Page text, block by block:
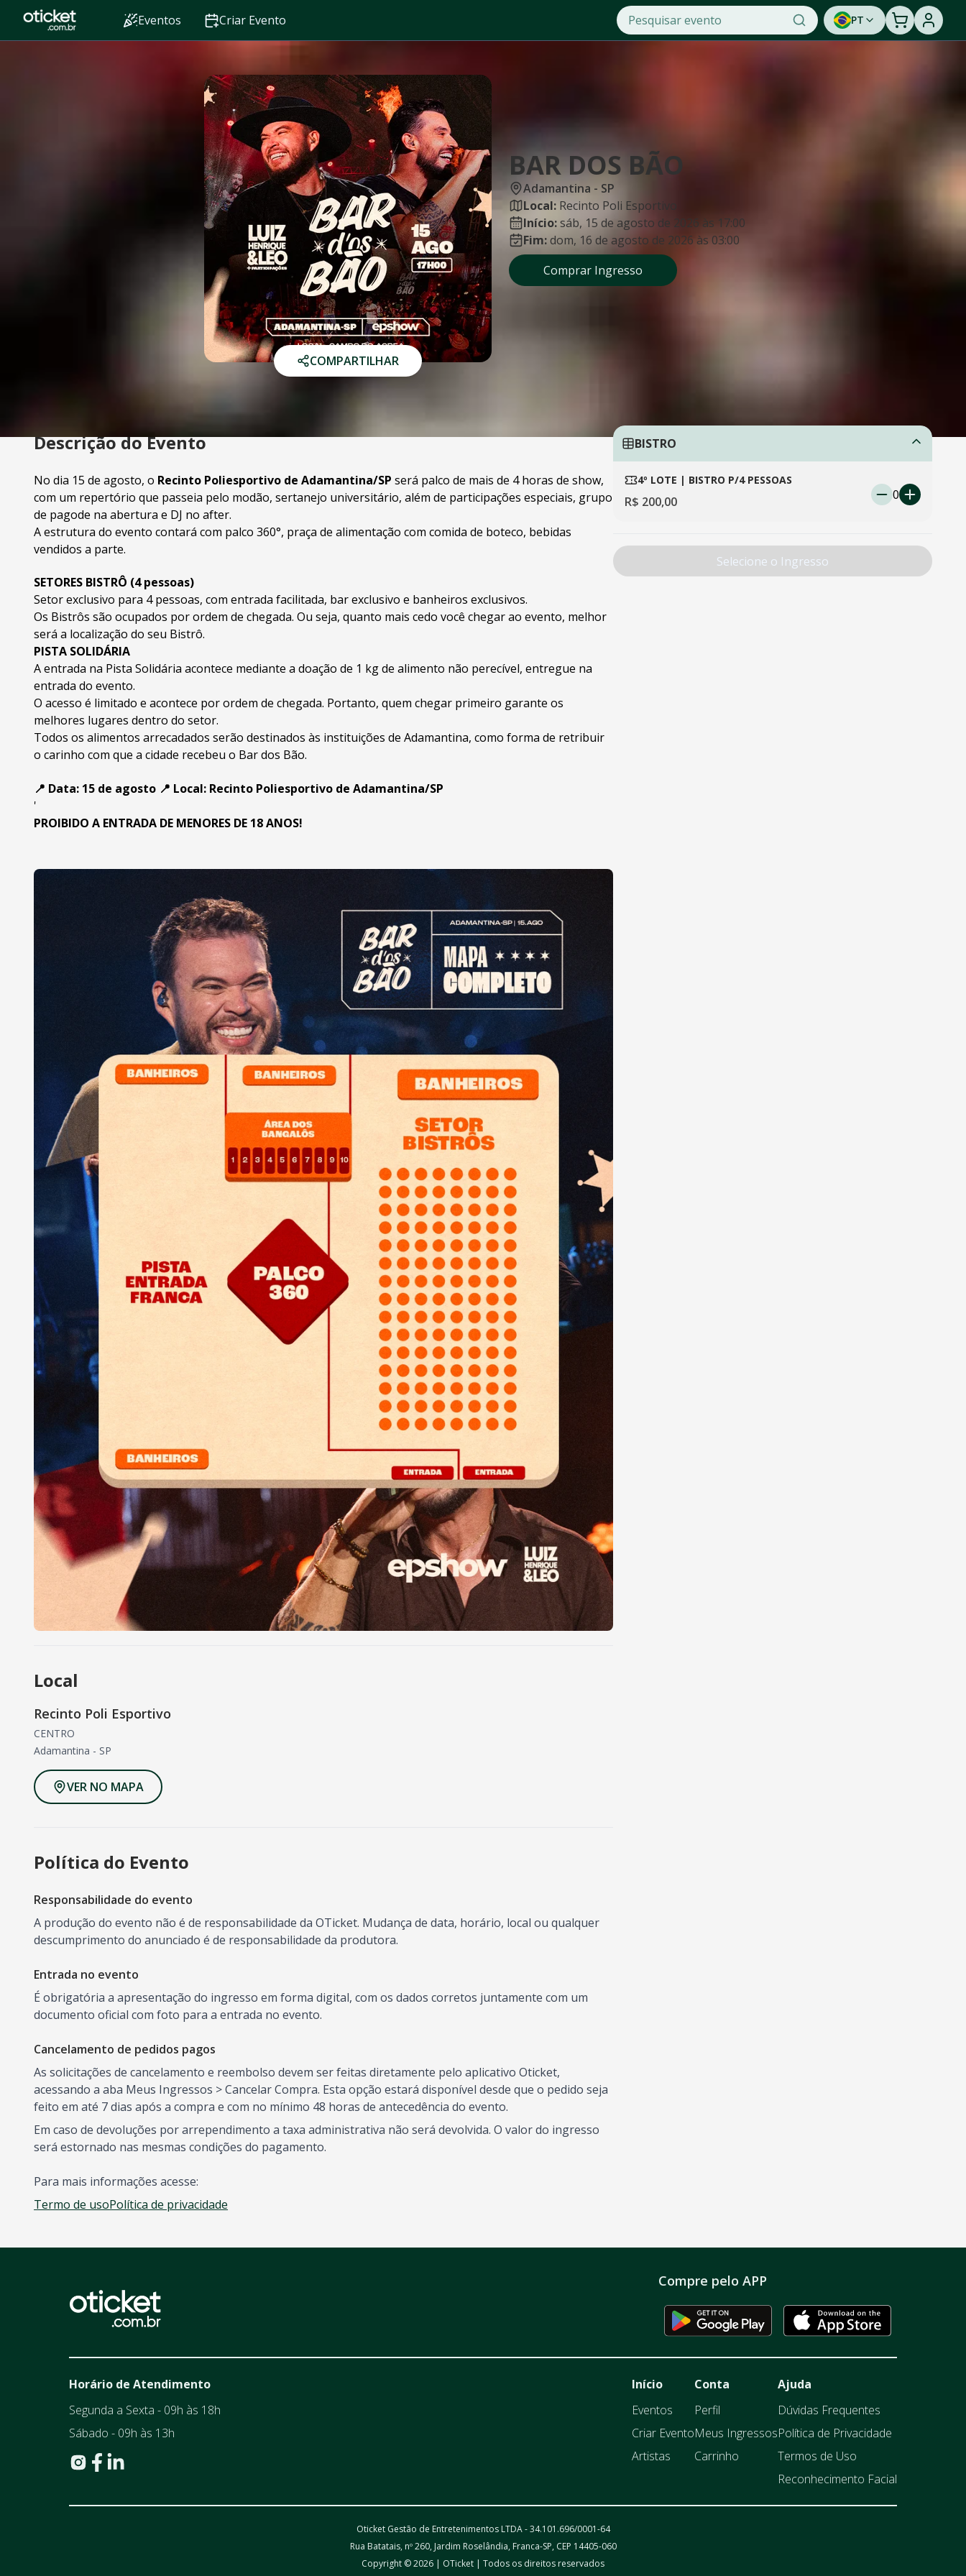
Eventos Criar Evento PT
COMPARTILHAR
BAR DOS BÃO
Adamantina - SP
Local: Recinto Poli Esportivo
Início: sáb, 15 de agosto de 2026 às 17:00
Fim: dom, 16 de agosto de 2026 às 03:00
Comprar Ingresso
Descrição do Evento
No dia 15 de agosto, o Recinto Poliesportivo de Adamantina/SP será palco de mais de 4 horas de show,
com um repertório que passeia pelo modão, sertanejo universitário, além de participações especiais, grupo
de pagode na abertura e DJ no after.
A estrutura do evento contará com palco 360°, praça de alimentação com comida de boteco, bebidas
vendidos a parte.
SETORES BISTRÔ (4 pessoas)
Setor exclusivo para 4 pessoas, com entrada facilitada, bar exclusivo e banheiros exclusivos.
Os Bistrôs são ocupados por ordem de chegada. Ou seja, quanto mais cedo você chegar ao evento, melhor
será a localização do seu Bistrô.
PISTA SOLIDÁRIA
A entrada na Pista Solidária acontece mediante a doação de 1 kg de alimento não perecível, entregue na
entrada do evento.
O acesso é limitado e acontece por ordem de chegada. Portanto, quem chegar primeiro garante os
melhores lugares dentro do setor.
Todos os alimentos arrecadados serão destinados às instituições de Adamantina, como forma de retribuir
o carinho com que a cidade recebeu o Bar dos Bão.
📍 Data: 15 de agosto 📍 Local: Recinto Poliesportivo de Adamantina/SP
'
PROIBIDO A ENTRADA DE MENORES DE 18 ANOS!
Local
Recinto Poli Esportivo
CENTRO
Adamantina - SP
VER NO MAPA
Política do Evento
Responsabilidade do evento
A produção do evento não é de responsabilidade da OTicket. Mudança de data, horário, local ou qualquer
descumprimento do anunciado é de responsabilidade da produtora.
Entrada no evento
É obrigatória a apresentação do ingresso em forma digital, com os dados corretos juntamente com um
documento oficial com foto para a entrada no evento.
Cancelamento de pedidos pagos
As solicitações de cancelamento e reembolso devem ser feitas diretamente pelo aplicativo Oticket,
acessando a aba Meus Ingressos > Cancelar Compra. Esta opção estará disponível desde que o pedido seja
feito em até 7 dias após a compra e com no mínimo 48 horas de antecedência do evento.
Em caso de devoluções por arrependimento a taxa administrativa não será devolvida. O valor do ingresso
será estornado nas mesmas condições do pagamento.
Para mais informações acesse:
Termo de usoPolítica de privacidade
BISTRO
4º LOTE | BISTRO P/4 PESSOAS
R$ 200,00 0
Selecione o Ingresso
Compre pelo APP
Horário de Atendimento
Segunda a Sexta - 09h às 18h
Sábado - 09h às 13h
Início
Eventos
Criar Evento
Artistas
Conta
Perfil
Meus Ingressos
Carrinho
Ajuda
Dúvidas Frequentes
Política de Privacidade
Termos de Uso
Reconhecimento Facial
Oticket Gestão de Entretenimentos LTDA - 34.101.696/0001-64
Rua Batatais, nº 260, Jardim Roselândia, Franca-SP, CEP 14405-060
Copyright © 2026 | OTicket | Todos os direitos reservados